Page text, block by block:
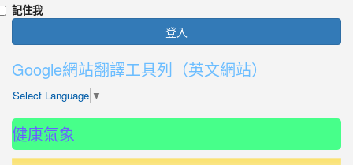
記住我
登入
Google網站翻譯工具列（英文網站）
Select Language ▼
健康氣象